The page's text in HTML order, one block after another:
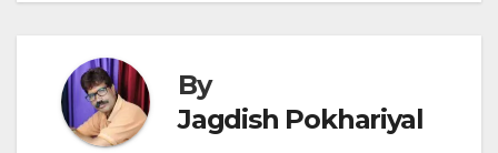
By
Jagdish Pokhariyal